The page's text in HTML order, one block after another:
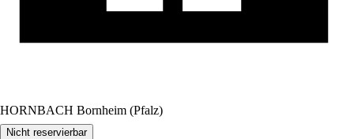
HORNBACH Bornheim (Pfalz)
Nicht reservierbar